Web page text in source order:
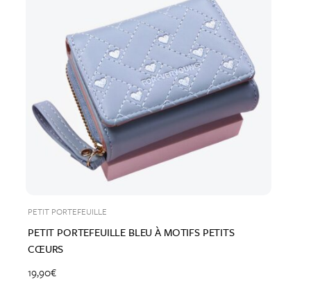
PETIT PORTEFEUILLE
PETIT PORTEFEUILLE BLEU À MOTIFS PETITS
CŒURS
19,90€